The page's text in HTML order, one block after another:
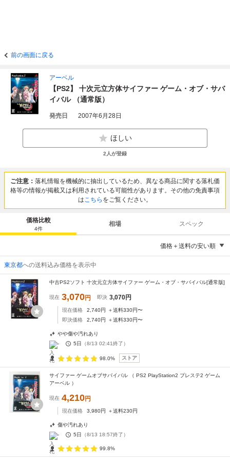
前の画面に戻る
アーベル
【PS2】 十次元立方体サイファー ゲーム・オブ・サバ
イバル （通常版）
発売日 2007年6月28日
ほしい
2 人が登録
ご注意： 落札情報を機械的に抽出しているため、異なる商品に関する落札価
格等の情報が掲載又は利用されている可能性があります。その他の免責事項
はこちら をご覧ください。
価格比較
4件
相場 スペック
価格＋送料の安い順
東京都への送料込み価格を表示中
中古PS2ソフト 十次元立方体サイファー ゲーム・オブ・サバイバル[通常版]
現在 3,070円 即決 3,070円
現在価格 2,740円 ＋送料330円〜
即決価格
2,740円 ＋送料330円〜
やや傷や汚れあり
-
5日 （8/13 02:41終了）
98.0% ストア
サイファー ゲームオブサバイバル （ PS2 PlayStation2 プレステ2 ゲーム
アーベル ）
現在 4,210円
現在価格 3,980円 ＋送料230円
傷や汚れあり
-
5日 （8/13 18:57終了）
99.8%